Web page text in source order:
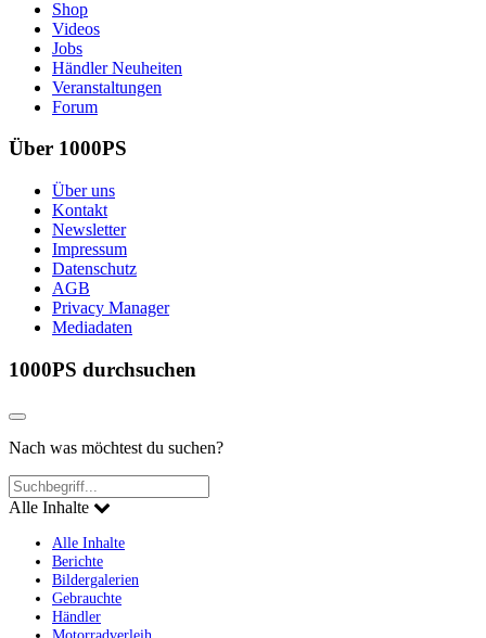
Shop
Videos
Jobs
Händler Neuheiten
Veranstaltungen
Forum
Über 1000PS
Über uns
Kontakt
Newsletter
Impressum
Datenschutz
AGB
Privacy Manager
Mediadaten
1000PS durchsuchen
Nach was möchtest du suchen?
Alle Inhalte
Alle Inhalte
Berichte
Bildergalerien
Gebrauchte
Händler
Motorradverleih